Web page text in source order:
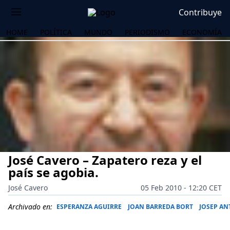
Contribuye
HOME POLÍTICA MUNDO PERIODISMO ECONOMÍA
José Cavero – Zapatero reza y el
país se agobia.
José Cavero
05 Feb 2010 - 12:20 CET
Archivado en: ESPERANZA AGUIRRE JOAN BARREDA BORT JOSEP